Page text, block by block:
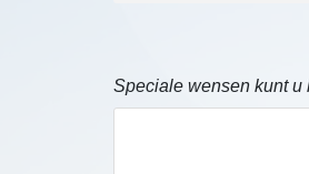
Speciale wensen kunt u